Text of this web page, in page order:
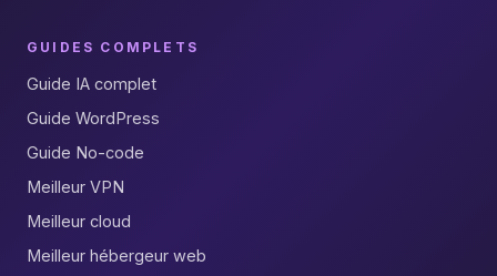
GUIDES COMPLETS
Guide IA complet
Guide WordPress
Guide No-code
Meilleur VPN
Meilleur cloud
Meilleur hébergeur web